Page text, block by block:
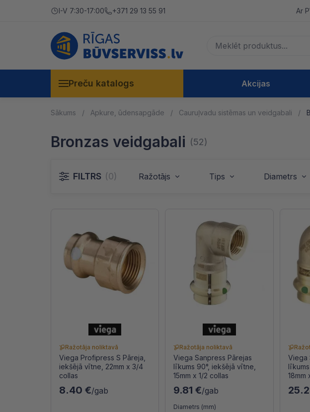
I-V 7:30-17:00 +371 29 13 55 91 Ar
Preču katalogs Akcijas
Sākums Apkure, ūdensapgāde Cauruļvadu sistēmas un veidgabali
Bronzas veidgabali (52)
FILTRS (0) Ražotājs Tips Diametrs
Ražotāja noliktavā
Viega Profipress S Pāreja,
iekšējā vītne, 22mm x 3/4
collas
8.40 €/gab
Ražotāja noliktavā
Viega Sanpress Pārejas
līkums 90°, iekšējā vītne,
15mm x 1/2 collas
9.81 €/gab
Diametrs (mm)
Viega
18mm